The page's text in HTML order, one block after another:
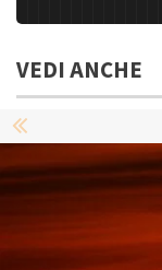
VEDI ANCHE